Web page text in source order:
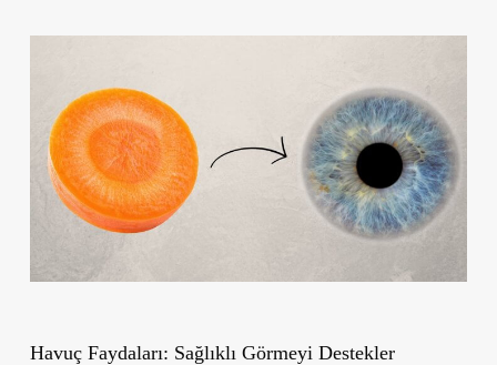
Havuç Faydaları: Sağlıklı Görmeyi Destekler